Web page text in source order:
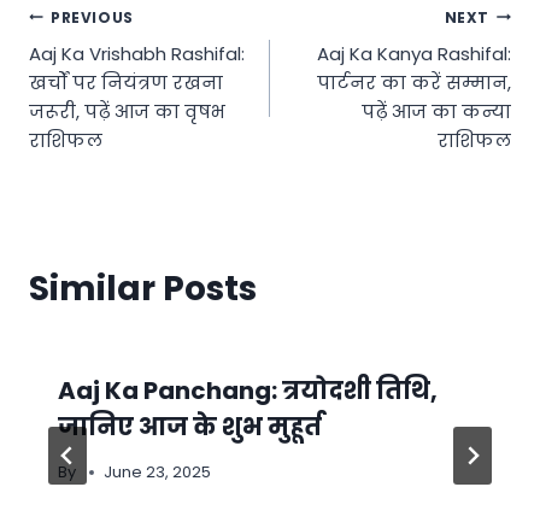
Post
navigation
PREVIOUS
Aaj Ka Vrishabh Rashifal:
खर्चों पर नियंत्रण रखना
जरूरी, पढ़ें आज का वृषभ
राशिफल
NEXT
Aaj Ka Kanya Rashifal:
पार्टनर का करें सम्मान,
पढ़ें आज का कन्या
राशिफल
Similar Posts
Aaj Ka Panchang: त्रयोदशी तिथि,
जानिए आज के शुभ मुहूर्त
By June 23, 2025